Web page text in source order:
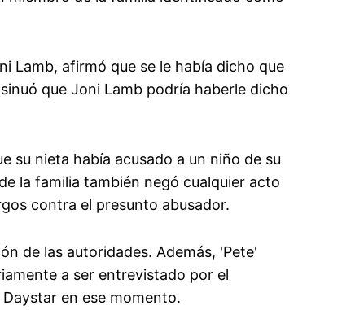
Lamb, afirmó que se le había dicho que
que Joni Lamb podría haberle dicho
su nieta había acusado a un niño de su
la familia también negó cualquier acto
contra el presunto abusador.
de las autoridades. Además, 'Pete'
a ser entrevistado por el
en ese momento.